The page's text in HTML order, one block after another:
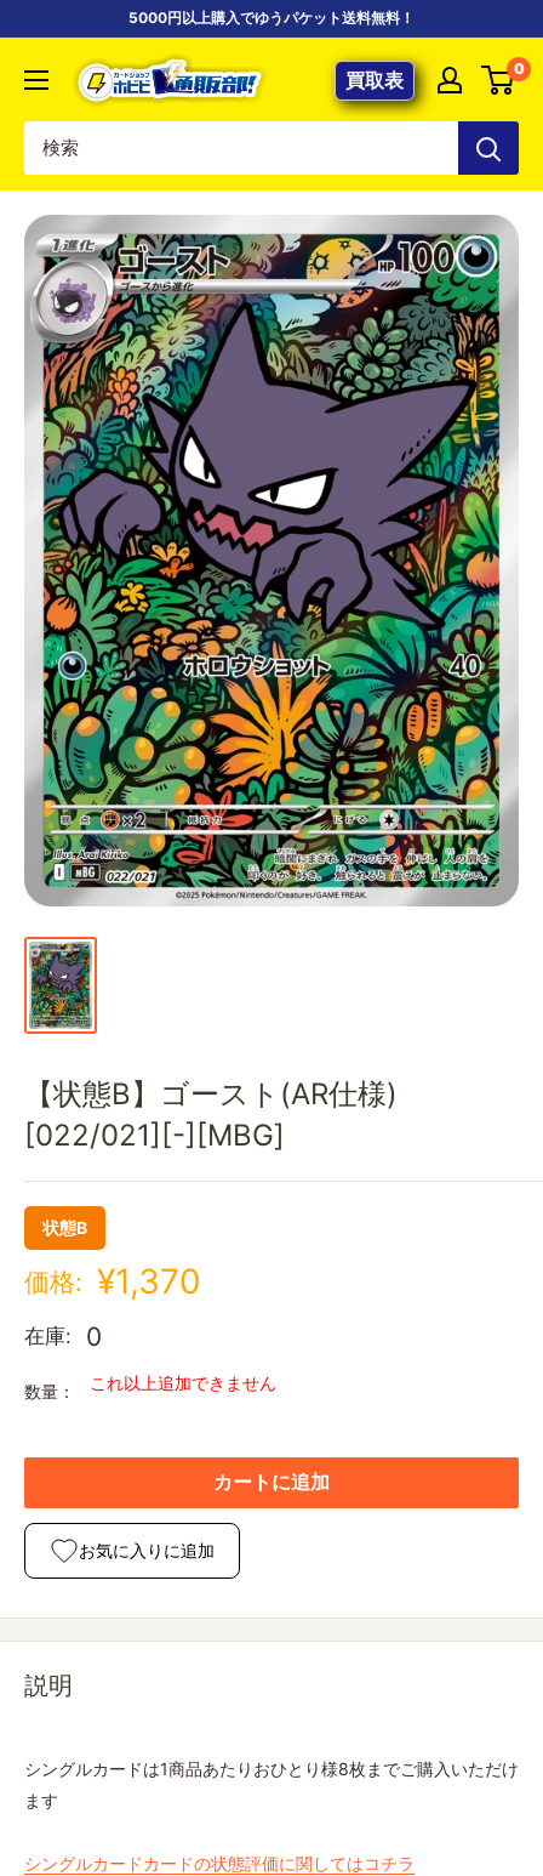
5000円以上購入でゆうパケット送料無料！
【ポ
ケ
専
門
カ
ー
ド
シ
ョ
ッ
プ
ホ
ビ
ビ
通
販
部
買取表 0
【状態B】ゴースト(AR仕様)
[022/021][-][MBG]
状態B
価格: ¥1,370
在庫: 0
数量： これ以上追加できません
カートに追加
お気に入りに追加
説明
シングルカードは1商品あたりおひとり様8枚までご購入いただけ
ます
シングルカードカードの状態評価に関してはコチラ